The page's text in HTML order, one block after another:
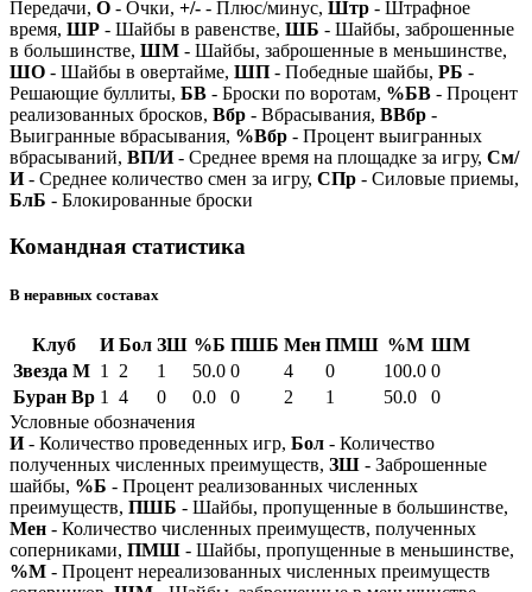
Передачи, О - Очки, +/- - Плюс/минус, Штр - Штрафное
время, ШР - Шайбы в равенстве, ШБ - Шайбы, заброшенные
в большинстве, ШМ - Шайбы, заброшенные в меньшинстве,
ШО - Шайбы в овертайме, ШП - Победные шайбы, РБ -
Решающие буллиты, БВ - Броски по воротам, %БВ - Процент
реализованных бросков, Вбр - Вбрасывания, ВВбр -
Выигранные вбрасывания, %Вбр - Процент выигранных
вбрасываний, ВП/И- Среднее время на площадке за игру, См/
И- Среднее количество смен за игру, СПр - Силовые приемы,
БлБ - Блокированные броски
Командная статистика
В неравных составах
Клуб И Бол ЗШ %Б ПШБ Мен ПМШ %М ШМ
Звезда М 1 2 1 50.0 0 4 0 100.0 0
Буран Вр 1 4 0 0.0 0 2 1 50.0
0
Условные обозначения
И- Количество проведенных игр, Бол - Количество
полученных численных преимуществ, ЗШ - Заброшенные
шайбы, %Б - Процент реализованных численных
преимуществ, ПШБ - Шайбы, пропущенные в большинстве,
Мен - Количество численных преимуществ, полученных
соперниками, ПМШ - Шайбы, пропущенные в меньшинстве,
%М - Процент нереализованных численных преимуществ